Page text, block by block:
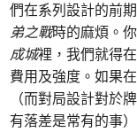
們在系列設計的前
弟之戰時的麻煩。
成城裡，我們就得在
費用及強度。如果在
（而對局設計對於
有落差是常有的事